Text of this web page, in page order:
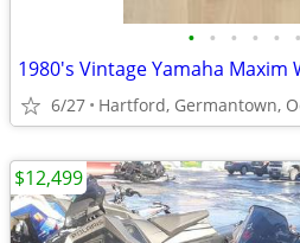
• • • • • •
6/27 Hartford, Germantown,
$12,499